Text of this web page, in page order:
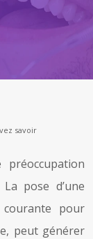
savoir
pose d’une
pour
peut générer